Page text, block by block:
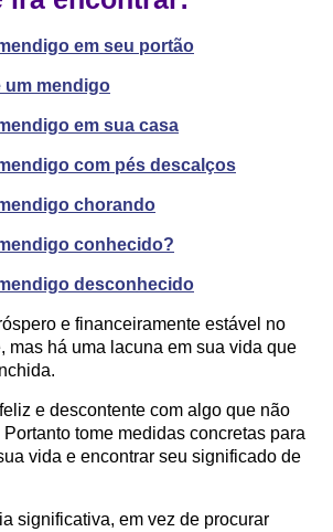
em seu portão
um mendigo
em sua casa
com pés descalços
chorando
conhecido?
desconhecido
e financeiramente estável no
mas há uma lacuna em sua vida que
e descontente com algo que não
tome medidas concretas para
vida e encontrar seu significado de
significativa, em vez de procurar